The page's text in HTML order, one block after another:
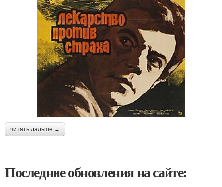
читать дальше →
Последние обновления на сайте: